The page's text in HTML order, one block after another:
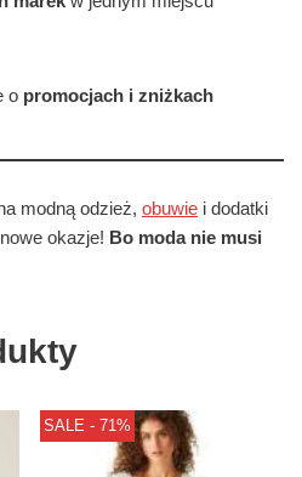
o promocjach i zniżkach
modną odzież, obuwie i dodatki
okazje! Bo moda nie musi
SALE - 71%